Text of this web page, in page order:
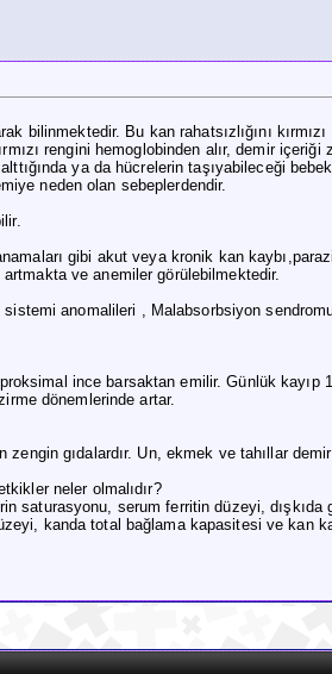
bilinmektedir. Bu kan rahatsızlığını
rengini hemoglobinden alır, demir
ya da hücrelerin taşıyabileceği
neden olan sebeplerdendir.
gibi akut veya kronik kan
ve anemiler görülebilmektedir.
anomalileri , Malabsorbsiyon
ince barsaktan emilir. Günlük kayıp
dönemlerinde artar.
zengin gıdalardır. Un, ekmek ve tahıllar
neler olmalıdır?
saturasyonu, serum ferritin düzeyi,
kanda total bağlama kapasitesi ve kan